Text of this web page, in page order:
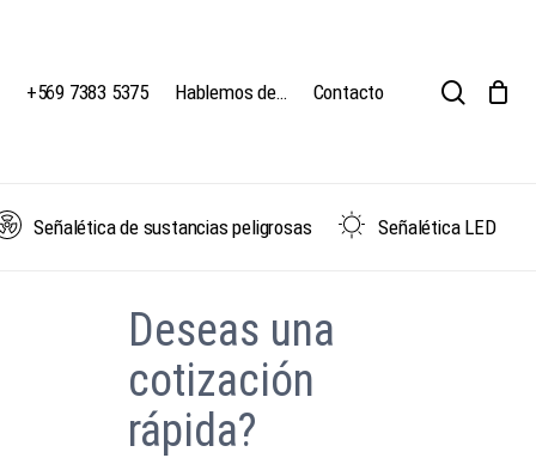
+569 7383 5375 Hablemos de… Contacto
Señalética de sustancias peligrosas Señalética LED
Deseas una
cotización
rápida?